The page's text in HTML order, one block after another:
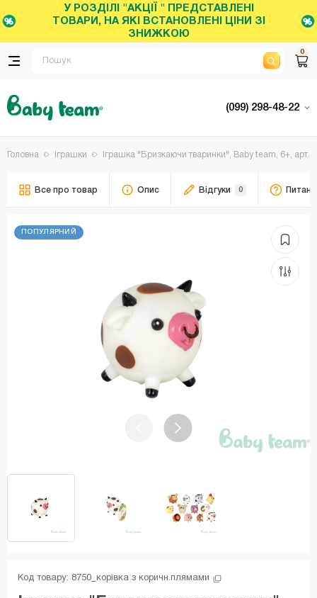
У РОЗДІЛІ "АКЦІЇ " ПРЕДСТАВЛЕНІ
ТОВАРИ, НА ЯКІ ВСТАНОВЛЕНІ ЦІНИ ЗІ
ЗНИЖКОЮ
0
(099) 298-48-22
Головна Іграшки Іграшка "Бризкаючи тваринки", Baby team, 6+, арт.
Все про товар Опис Відгуки 0
ПОПУЛЯРНИЙ
Код товару: 8750_корівка з коричн.плямами